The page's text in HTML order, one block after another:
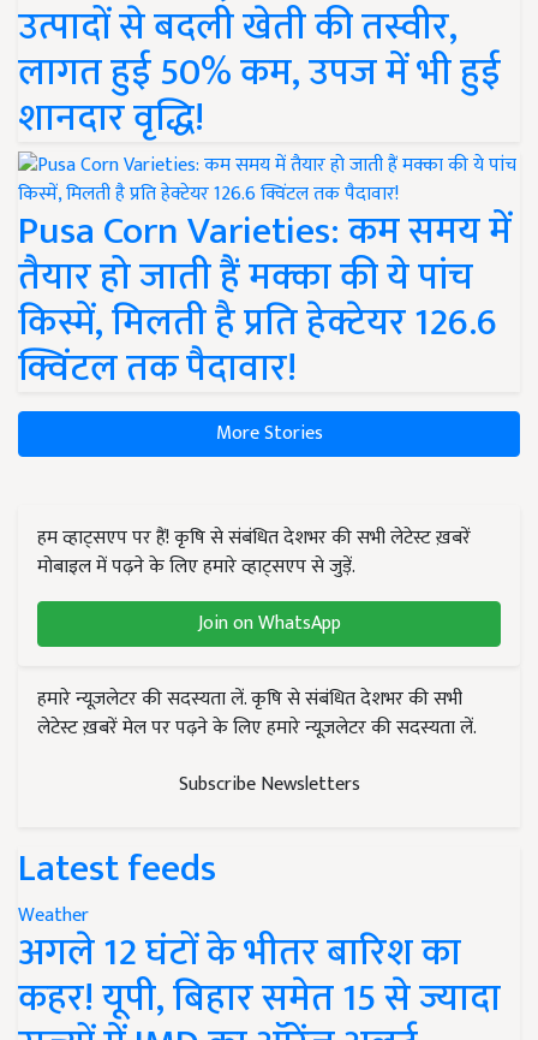
उत्पादों से बदली खेती की तस्वीर,
लागत हुई 50% कम, उपज में भी हुई
शानदार वृद्धि!
Pusa Corn Varieties: कम समय में
तैयार हो जाती हैं मक्का की ये पांच
किस्में, मिलती है प्रति हेक्टेयर 126.6
क्विंटल तक पैदावार!
More Stories
हम व्हाट्सएप पर हैं! कृषि से संबंधित देशभर की सभी लेटेस्ट ख़बरें
मोबाइल में पढ़ने के लिए हमारे व्हाट्सएप से जुड़ें.
Join on WhatsApp
हमारे न्यूज़लेटर की सदस्यता लें. कृषि से संबंधित देशभर की सभी
लेटेस्ट ख़बरें मेल पर पढ़ने के लिए हमारे न्यूज़लेटर की सदस्यता लें.
Subscribe Newsletters
Latest feeds
Weather
अगले 12 घंटों के भीतर बारिश का
कहर! यूपी, बिहार समेत 15 से ज्यादा